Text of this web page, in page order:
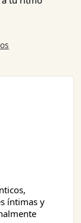
íntimas y